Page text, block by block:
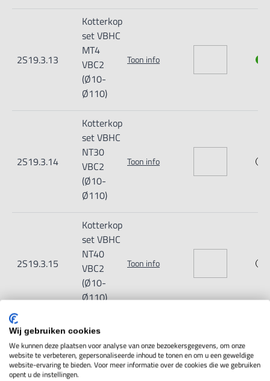
2S19.3.13
Kotterkop
set VBHC
MT4
VBC2
(Ø10-
Ø110)
Toon info
2S19.3.14
Kotterkop
set VBHC
NT30
VBC2
(Ø10-
Ø110)
Toon info
2S19.3.15
Kotterkop
set VBHC
NT40
VBC2
(Ø10-
Ø110)
Toon info
2S19.3.16
Kotterkop
set VBHC
R8 VBC3
(Ø10-
Toon info
Wij gebruiken cookies
We kunnen deze plaatsen voor analyse van onze bezoekersgegevens, om onze
website te verbeteren, gepersonaliseerde inhoud te tonen en om u een geweldige
website-ervaring te bieden. Voor meer informatie over de cookies die we gebruiken
opent u de instellingen.